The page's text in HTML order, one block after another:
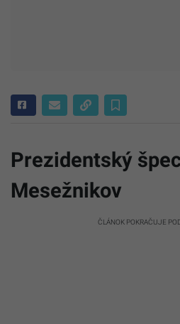
Prezidentský
Mesežnikov
ČLÁNOK POKRAČUJE